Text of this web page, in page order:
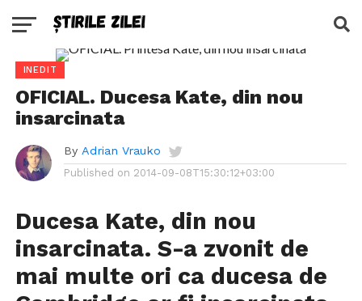
INEDIT
OFICIAL. Ducesa Kate, din nou
insarcinata
By Adrian Vrauko
Published on 2014-09-08T15:30:12+03:00
Ducesa Kate, din nou
insarcinata. S-a zvonit de
mai multe ori ca ducesa de